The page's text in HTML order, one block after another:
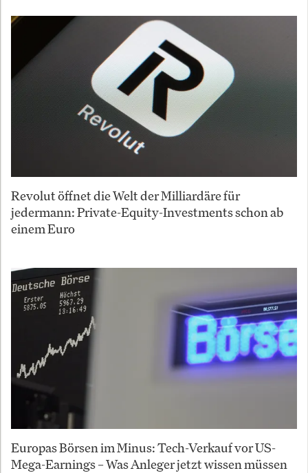
Revolut öffnet die Welt der Milliardäre für
jedermann: Private-Equity-Investments schon ab
einem Euro
Europas Börsen im Minus: Tech-Verkauf vor US-
Mega-Earnings – Was Anleger jetzt wissen müssen